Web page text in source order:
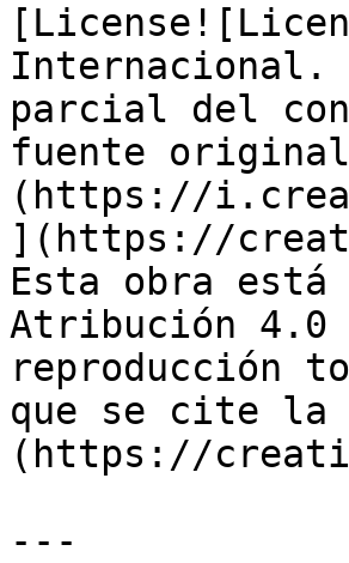
Internacional.
parcial del
fuente
(https://
](https://
Esta obra está
Atribución 4.0
reproducción
que se cite
(https://
---